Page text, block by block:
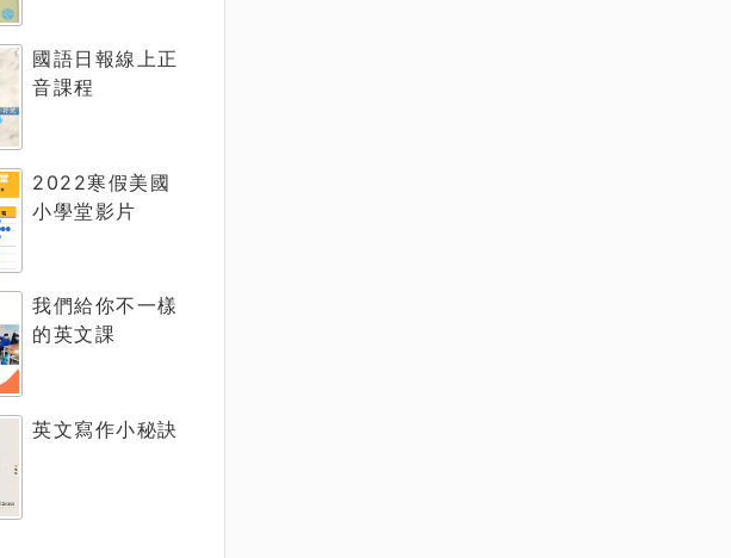
國語日報線上正
音課程
2022寒假美國
小學堂影片
我們給你不一樣
的英文課
英文寫作小秘訣